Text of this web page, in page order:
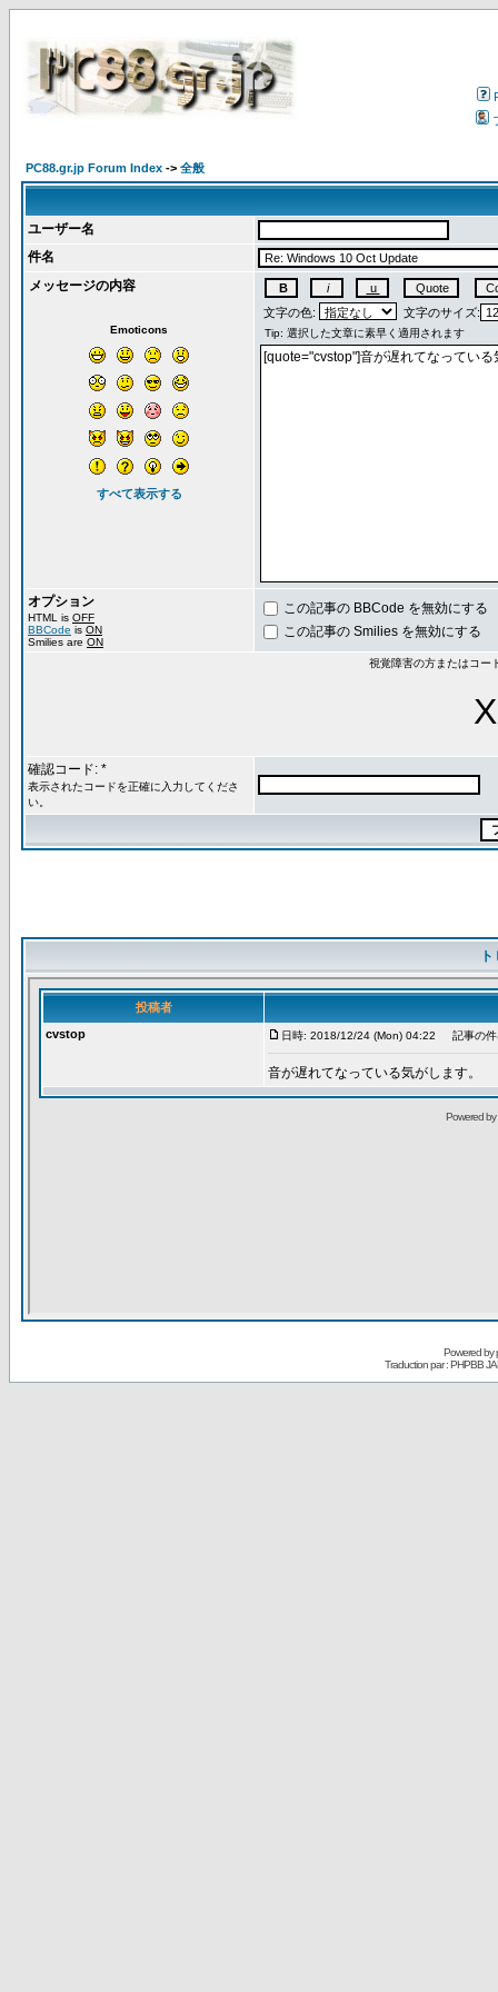
PC88.gr.jp Forum Index -> 全般
ユーザー名
件名
メッセージの内容
Emoticons
すべて表示する
文字の色: 文字のサイズ:
オプション
HTML is OFF
BBCode is ON
Smilies are ON
この記事の BBCode を無効にする
この記事の Smilies を無効にする
視覚障害の方またはコー
確認コード: *
表示されたコードを正確に入力してくださ
い。
Powered by
Traduction par : PHPBB